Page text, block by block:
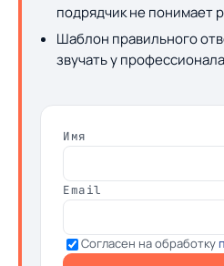
подрядчик не понимает
Шаблон правильного
звучать у профессионала
Имя
Email
Согласен на обработку